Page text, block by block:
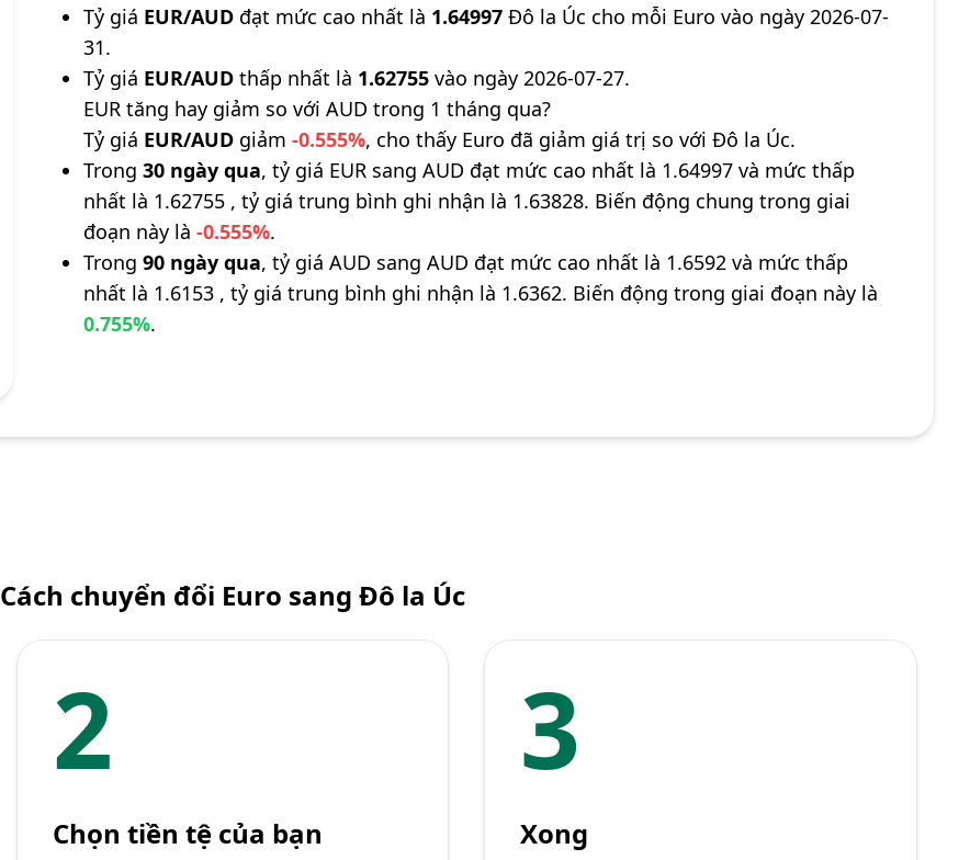
Tỷ giá EUR/AUD đạt mức cao nhất là 1.64997 Đô la Úc cho mỗi Euro vào ngày 2026-07-
31.
Tỷ giá EUR/AUD thấp nhất là 1.62755 vào ngày 2026-07-27.
EUR tăng hay giảm so với AUD trong 1 tháng qua?
Tỷ giá EUR/AUD giảm-0.555%, cho thấy Euro đã giảm giá trị so với Đô la Úc.
Trong30 ngày qua, tỷ giá EUR sang AUD đạt mức cao nhất là 1.64997 và mức thấp
nhất là 1.62755 , tỷ giá trung bình ghi nhận là 1.63828. Biến động chung trong giai
đoạn này là-0.555%.
Trong90 ngày qua, tỷ giá AUD sang AUD đạt mức cao nhất là 1.6592 và mức thấp
nhất là 1.6153 , tỷ giá trung bình ghi nhận là 1.6362. Biến động trong giai đoạn này là
0.755%.
Cách chuyển đổi Euro sang Đô la Úc
2
Chọn tiền tệ của bạn
3
Xong